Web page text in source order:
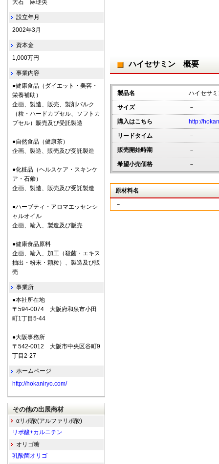
ハイセサミン 概要
製品名 ハイセサ
サイズ －
購入はこちら http://
リードタイム －
販売開始時期 －
希望小売価格 －
原材料名
－
大石 麻瑳央
設立年月
2002年3月
資本金
1,000万円
事業内容
●健康食品（ダイエット・美容・
栄養補助）
企画、製造、販売、製剤バルク
（粒・ハードカプセル、ソフトカ
プセル）販売及び受託製造
●自然食品（健康茶）
企画、製造、販売及び受託製造
●化粧品（ヘルスケア・スキンケ
ア・石鹸）
企画、製造、販売及び受託製造
●ハーブティ・アロマエッセンシ
ャルオイル
企画、輸入、製造及び販売
●健康食品原料
企画、輸入、加工（殺菌・エキス
抽出・粉末・顆粒）、製造及び販
売
事業所
●本社所在地
〒594-0074 大阪府和泉市小田
町1丁目5-44
●大阪事務所
〒542-0012 大阪市中央区谷町9
丁目2-27
ホームページ
http://hokaniryo.com/
その他の出展商材
αリポ酸(アルファリポ酸)
リポ酸+カルニチン
オリゴ糖
乳酸菌オリゴ